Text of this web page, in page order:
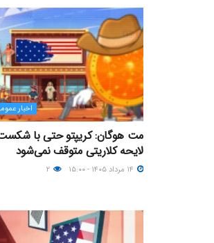
اخبار
مت هوگان: کریپتو حتی با
لایحه کلاریتی متوقف نمی‌شود